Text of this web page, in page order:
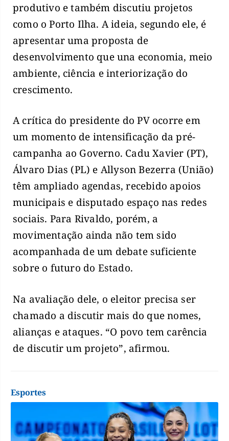
produtivo e também discutiu projetos
como o Porto Ilha. A ideia, segundo ele, é
apresentar uma proposta de
desenvolvimento que una economia, meio
ambiente, ciência e interiorização do
crescimento.
A crítica do presidente do PV ocorre em
um momento de intensificação da pré-
campanha ao Governo. Cadu Xavier (PT),
Álvaro Dias (PL) e Allyson Bezerra (União)
têm ampliado agendas, recebido apoios
municipais e disputado espaço nas redes
sociais. Para Rivaldo, porém, a
movimentação ainda não tem sido
acompanhada de um debate suficiente
sobre o futuro do Estado.
Na avaliação dele, o eleitor precisa ser
chamado a discutir mais do que nomes,
alianças e ataques. “O povo tem carência
de discutir um projeto”, afirmou.
Esportes